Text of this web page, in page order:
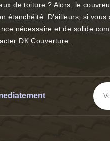
de toiture ? Alors, le
D’ailleurs, si
nécessaire et de solide
DK Couverture .